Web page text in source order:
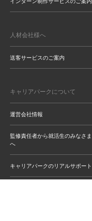
人材会社様へ
送客サービスのご案内
キャリアパークについて
運営会社情報
監修責任者から就活生のみなさま
へ
キャリアパークのリアルサポート